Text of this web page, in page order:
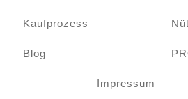
Kaufprozess
Blog
Impressum